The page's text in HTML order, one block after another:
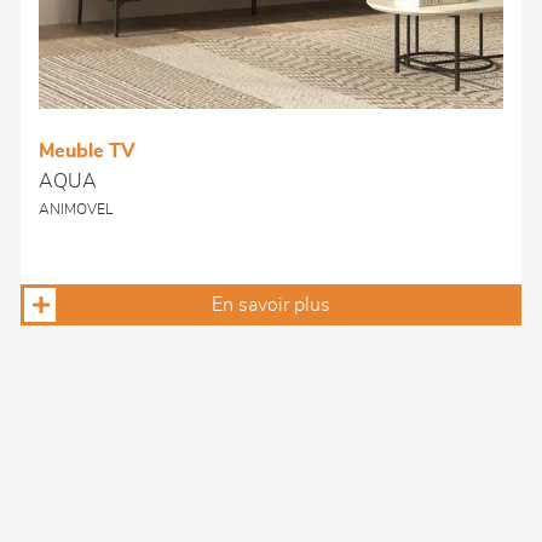
Meuble TV
AQUA
ANIMOVEL
En savoir plus